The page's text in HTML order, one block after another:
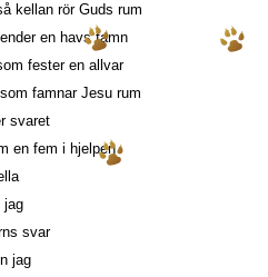
kellan rör Guds rum
en havs famn
fester en allvar
famnar Jesu rum
svaret
en fem i hjelpen
jag
svar
jag